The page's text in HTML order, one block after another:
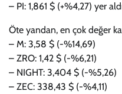
– PI: 1,861 $ (+%4,27) yer
Öte yandan, en çok değer
– M: 3,58 $ (-%14,69)
– ZRO: 1,42 $ (-%6,21)
– NIGHT: 3,404 $ (-%5,26)
– ZEC: 338,43 $ (-%4,11)